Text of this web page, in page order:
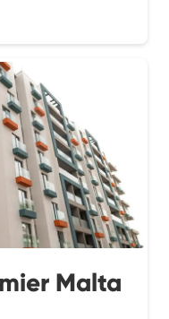
Malta